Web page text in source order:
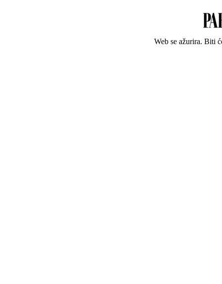
Web se ažurira. Biti